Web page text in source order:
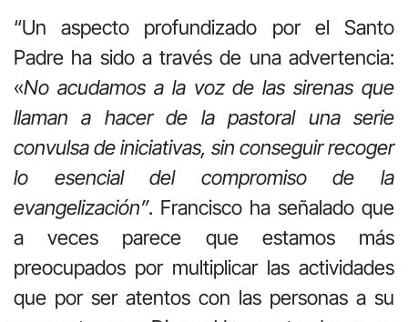
“Un aspecto profundizado por el Santo
Padre ha sido a través de una advertencia:
«No acudamos a la voz de las sirenas que
llaman a hacer de la pastoral una serie
convulsa de iniciativas, sin conseguir recoger
lo esencial del compromiso de la
evangelización”. Francisco ha señalado que
a veces parece que estamos más
preocupados por multiplicar las actividades
que por ser atentos con las personas a su